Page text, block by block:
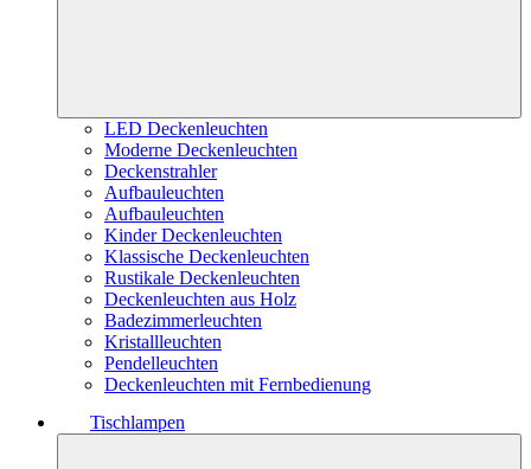
LED Deckenleuchten
Moderne Deckenleuchten
Deckenstrahler
Aufbauleuchten
Aufbauleuchten
Kinder Deckenleuchten
Klassische Deckenleuchten
Rustikale Deckenleuchten
Deckenleuchten aus Holz
Badezimmerleuchten
Kristallleuchten
Pendelleuchten
Deckenleuchten mit Fernbedienung
Tischlampen